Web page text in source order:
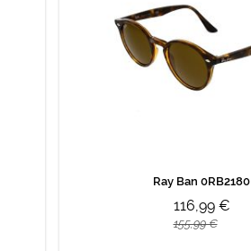
Ray Ban 0RB2180
116,99 €
155,99 €